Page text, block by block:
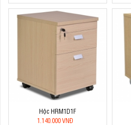
Hộc HRM1D1F
1.140.000 VNĐ